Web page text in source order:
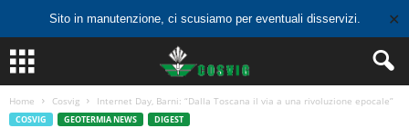
Sito in manutenzione, ci scusiamo per eventuali disservizi. ✕
Home Cosvig Internet Day, Barni: “Dalla Toscana il via a una rivoluzione epocale”
COSVIG GEOTERMIA NEWS DIGEST